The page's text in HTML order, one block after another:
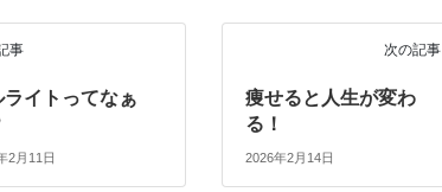
事
ライトってなぁ
2月11日
次の記事
痩せると人生が変わ
る！
2026年2月14日